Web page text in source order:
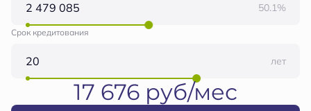
50.1%
Срок кредитования
лет
17 676 руб/мес